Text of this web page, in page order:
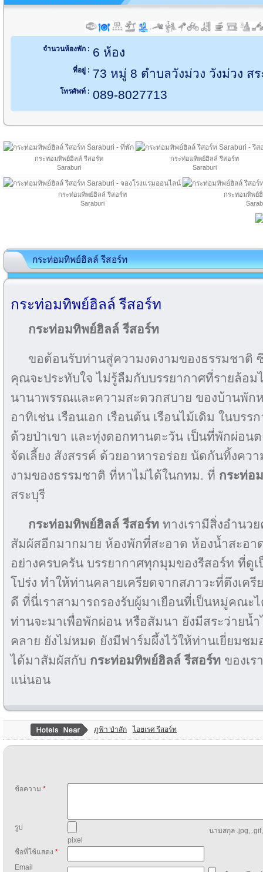
จำนวนห้องพัก : 6 ห้อง
ที่อยู่ : 73 หมู่ 8 ตำบลวังม่วง วังม่วง ส
โทรศัพท์ : 089-8027713
กระท่อมทิพย์ฮิลล์ รีสอร์ท
Saraburi
กระท่อมทิพย์ฮิลล์ รีสอร์ท
Saraburi
กระท่อมทิพย์ฮิลล์ รีสอร์ท
Saraburi
กระท่อมทิพย์
กระท่อมทิพย์ฮิลล์ รีสอร์ท
กระท่อมทิพย์ฮิลล์ รีสอร์ท
กระท่อมทิพย์ฮิลล์ รีสอร์ท
ขอต้อนรับท่านสู่ความงดงามของธรรมชาติ
คุณจะประทับใจ ไม่รู้ลืมกับบรรยากาศที่รายล้อ
นานาพรรณและความสะดวกสบาย ของบ้านพัก
อาทิเช่น เรือนเอก เรือนต้น เรือนไม้เดิม ในบร
ด้วยป่าเขา และทุ่งดอกทานตะวัน เป็นที่พักผ่อน
จัดเลี้ยง สังสรรค์ ด้วยอาหารอร่อย นัดกันทิ้งคว
งามของธรรมชาติ ที่หาไม่ได้ในกทม. ที่ กระท่อ
สระบุรี
กระท่อมทิพย์ฮิลล์ รีสอร์ท ทางเรามีสิ่งอำนว
สัมผัสอีกมากมาย ห้องพักที่สะอาด ห้องน้ำสะอา
อย่างครบครัน บรรยากาศทุกมุมของรีสอร์ท ที่ดู
โปร่ง ทำให้ท่านคลายเครียดจากสภาวะที่ตึงเครี
ดี ที่นี่เราสามารถรองรับผู้มาเยือนที่เป็นหมู่คณะ
ท่านจะมาเพื่อพักผ่อน หรือสัมนา ยังมีสระว่ายน้
คลาย ยังไม่หมด ยังมีฟาร์มผึ้งไว้ให้ท่านเยี่ยมช
ได้มาสัมผัสกับ กระท่อมทิพย์ฮิลล์ รีสอร์ท ของเร
แน่นอน
ภูฟ้า ป่าสัก ไอยเรศ รีสอร์ท
ข้อความ *
รูป
นามสกุล .jpg,
pixel
ชื่อที่ใช้แสดง *
Email